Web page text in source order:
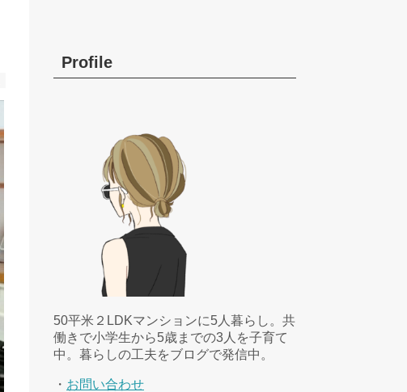
Profile
50平米２LDKマンションに5人暮らし。共
働きで小学生から5歳までの3人を子育て
中。暮らしの工夫をブログで発信中。
・ お問い合わせ